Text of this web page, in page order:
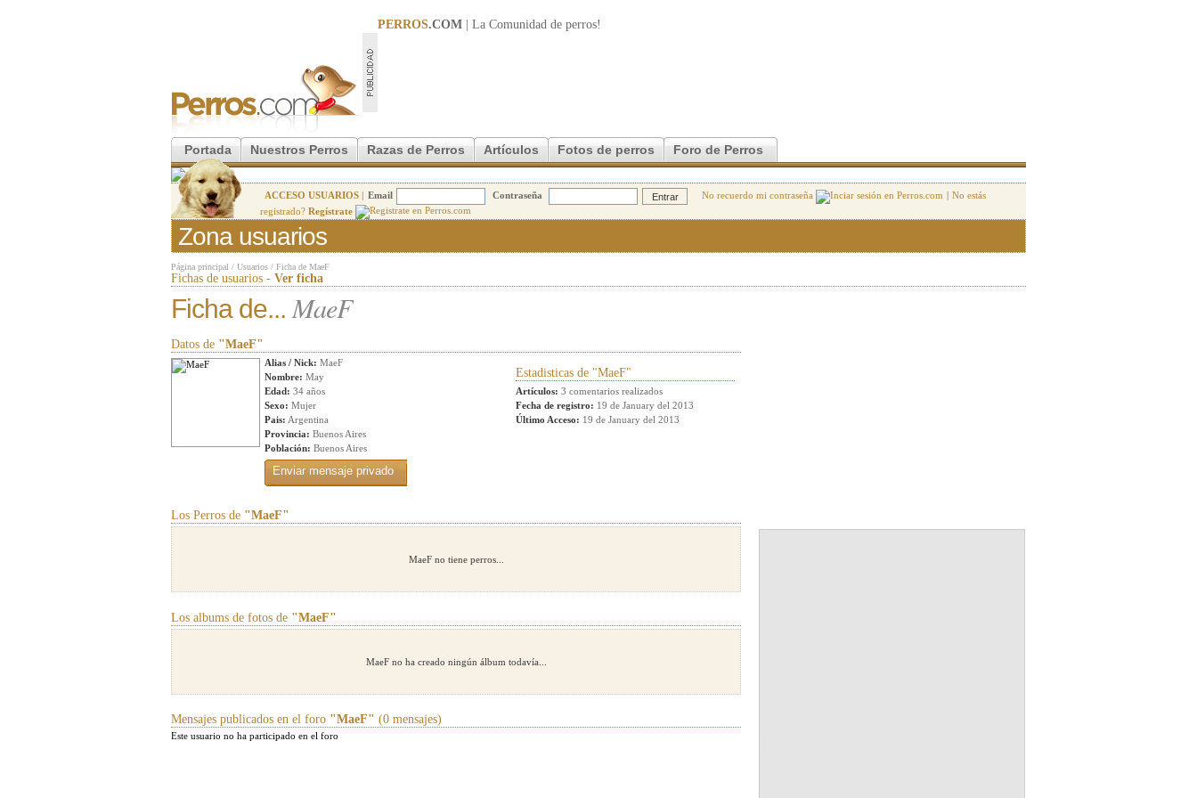
PERROS.COM | La Comunidad de perros!
Portada Nuestros Perros Razas de Perros Artículos Fotos de perros Foro de Perros
ACCESO USUARIOS | Email Contraseña No recuerdo mi contraseña | No estás
registrado? Regístrate
Zona usuarios
Página principal / Usuarios / Ficha de MaeF
Fichas de usuarios - Ver ficha
Ficha de... MaeF
Datos de "MaeF"
Alias / Nick: MaeF
Nombre: May
Edad: 34 años
Sexo: Mujer
Pais: Argentina
Provincia: Buenos Aires
Población: Buenos Aires
Estadisticas de "MaeF"
Artículos: 3 comentarios realizados
Fecha de registro: 19 de January del 2013
Último Acceso: 19 de January del 2013
Los Perros de "MaeF"
MaeF no tiene perros...
Los albums de fotos de "MaeF"
MaeF no ha creado ningún álbum todavía...
Mensajes publicados en el foro "MaeF" (0 mensajes)
Este usuario no ha participado en el foro